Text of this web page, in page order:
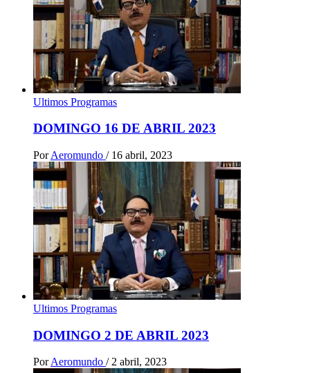
Ultimos Programas
DOMINGO 16 DE ABRIL 2023
Por Aeromundo / 16 abril, 2023
Ultimos Programas
DOMINGO 2 DE ABRIL 2023
Por Aeromundo / 2 abril, 2023